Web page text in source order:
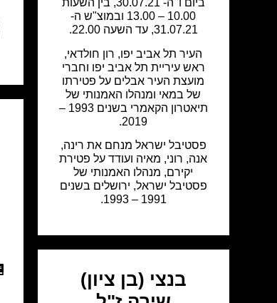
ביום ו' ה- 30.07.21, בין השעות
10.00 – 13.00 ובמוצ"ש ה-
31.07.21, עד השעה 22.00.
העיר תל אביב יפו, רון חולדאי,
ראש עיריית תל אביב יפו וחברי
מועצת העיר אבלים על פטירתו
של במאי ומנהלו האמנותי של
תיאטרון הקאמרי בשנים 1993 –
2019.
פסטיבל ישראל מנחם את רינה,
אנה, רוני, מאיה ועודד על פטירת
יקירם, מנהלו האמנותי של
פסטיבל ישראל, ירושלים בשנים
1991 – 1993.
בנצי (בן ציון)